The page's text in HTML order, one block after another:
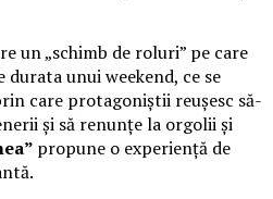
un „schimb de roluri” pe care
unui weekend, ce se
care protagoniștii reușesc să-
și să renunțe la orgolii și
propune o experiență de